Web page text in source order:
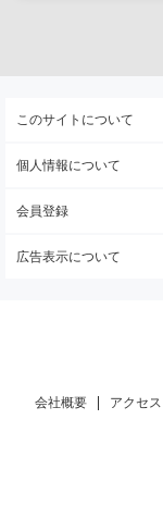
このサイトについて
個人情報について
会員登録
広告表示について
会社概要 アクセス